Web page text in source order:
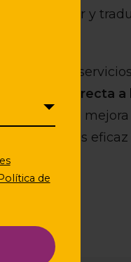
de
transcribir y
de los
atención directa a
ágil que
más eficaz